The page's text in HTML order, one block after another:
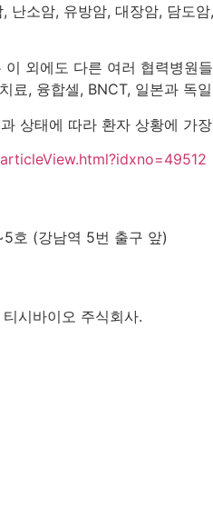
난소암, 유방암, 대장암, 담도
외에도 다른 여러 협력병
료, 융합셀, BNCT, 일본과
상태에 따라 환자 상황에
호 (강남역 5번 출구 앞)
시바이오 주식회사.